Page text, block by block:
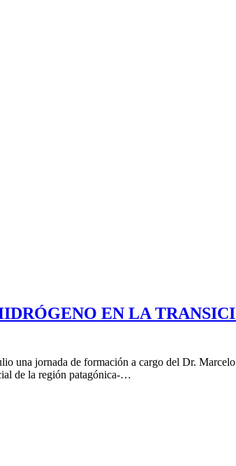
EN LA
una jornada de formación a cargo del Dr.
de la región patagónica-…